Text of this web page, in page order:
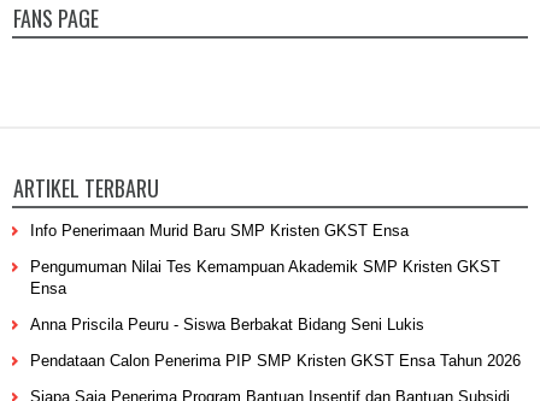
FANS PAGE
ARTIKEL TERBARU
Info Penerimaan Murid Baru SMP Kristen GKST Ensa
Pengumuman Nilai Tes Kemampuan Akademik SMP Kristen GKST
Ensa
Anna Priscila Peuru - Siswa Berbakat Bidang Seni Lukis
Pendataan Calon Penerima PIP SMP Kristen GKST Ensa Tahun 2026
Siapa Saja Penerima Program Bantuan Insentif dan Bantuan Subsidi